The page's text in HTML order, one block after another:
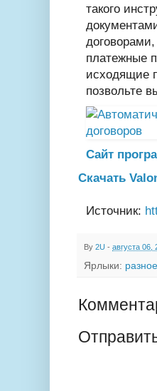
такого
платежные
исходящие
позвольте
Сайт
Скачать
Источник:
By 2U - августа 06,
Ярлыки: разное